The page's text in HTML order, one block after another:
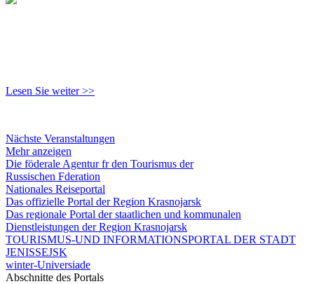
Lesen Sie weiter >>
Nächste Veranstaltungen
Mehr anzeigen
Die föderale Agentur fr den Tourismus der
Russischen Fderation
Nationales Reiseportal
Das offizielle Portal der Region Krasnojarsk
Das regionale Portal der staatlichen und kommunalen
Dienstleistungen der Region Krasnojarsk
TOURISMUS-UND INFORMATIONSPORTAL DER STADT
JENISSEJSK
winter-Universiade
Abschnitte des Portals